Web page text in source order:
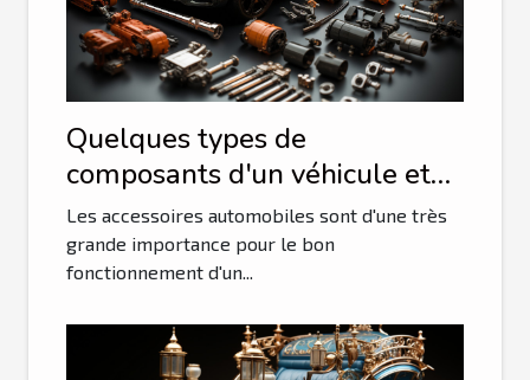
Quelques types de
composants d'un véhicule et
leurs avantages
Les accessoires automobiles sont d'une très
grande importance pour le bon
fonctionnement d'un...